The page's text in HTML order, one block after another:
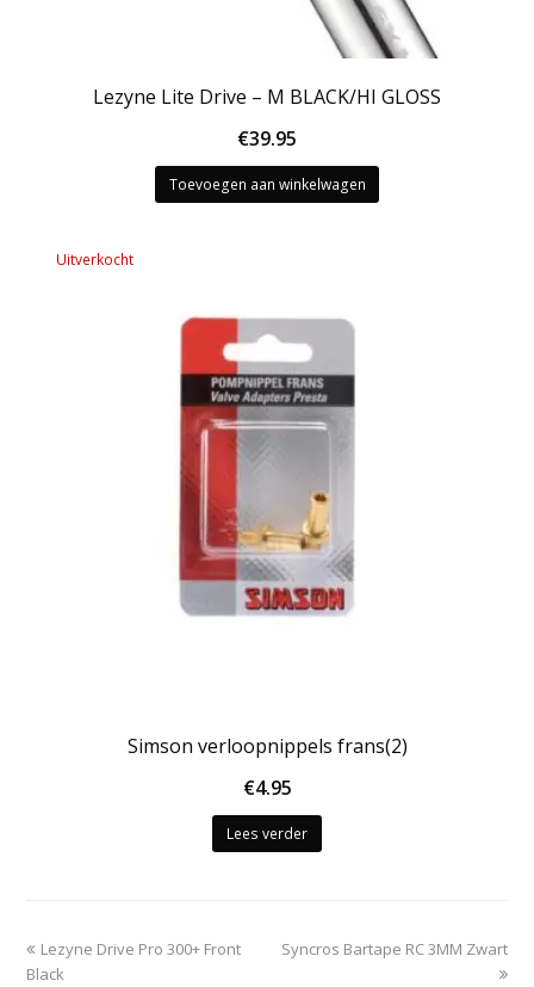
Lezyne Lite Drive – M BLACK/HI GLOSS
€39.95
Toevoegen aan winkelwagen
Uitverkocht
Simson verloopnippels frans(2)
€4.95
Lees verder
previous
post:
Lezyne Drive Pro 300+ Front
Black
next
Syncros Bartape RC 3MM Zwart